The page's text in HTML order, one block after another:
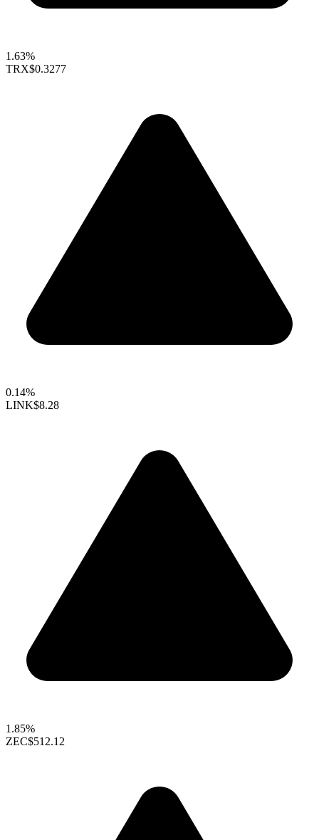
1.63%
TRX$0.3277
0.14%
LINK$8.28
1.85%
ZEC$512.12